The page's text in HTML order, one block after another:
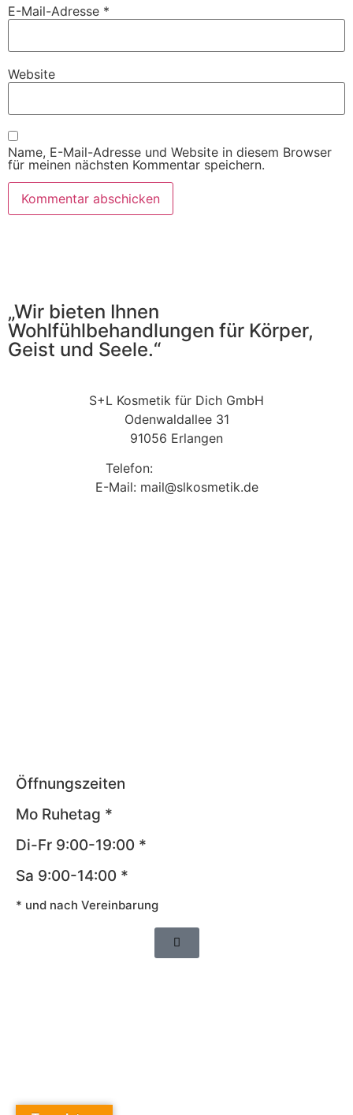
E-Mail-Adresse *
Website
Name, E-Mail-Adresse und Website in diesem Browser
für meinen nächsten Kommentar speichern.
„Wir bieten Ihnen
Wohlfühlbehandlungen für Körper,
Geist und Seele.“
S+L Kosmetik für Dich GmbH
Odenwaldallee 31
91056 Erlangen
Telefon:
E-Mail: mail@slkosmetik.de
Öffnungszeiten
Mo Ruhetag *
Di-Fr 9:00-19:00 *
Sa 9:00-14:00 *
* und nach Vereinbarung